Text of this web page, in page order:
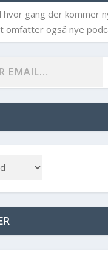
hvor gang der kommer
omfatter også nye